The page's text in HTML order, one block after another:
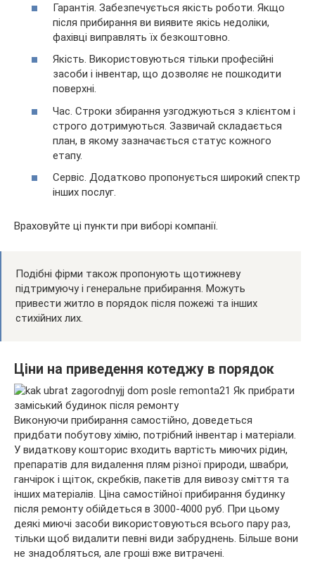
Гарантія. Забезпечується якість роботи. Якщо
після прибирання ви виявите якісь недоліки,
фахівці виправлять їх безкоштовно.
Якість. Використовуються тільки професійні
засоби і інвентар, що дозволяє не пошкодити
поверхні.
Час. Строки збирання узгоджуються з клієнтом і
строго дотримуються. Зазвичай складається
план, в якому зазначається статус кожного
етапу.
Сервіс. Додатково пропонується широкий спектр
інших послуг.
Враховуйте ці пункти при виборі компанії.
Подібні фірми також пропонують щотижневу
підтримуючу і генеральне прибирання. Можуть
привести житло в порядок після пожежі та інших
стихійних лих.
Ціни на приведення котеджу в порядок
Виконуючи прибирання самостійно, доведеться
придбати побутову хімію, потрібний інвентар і матеріали.
У видаткову кошторис входить вартість миючих рідин,
препаратів для видалення плям різної природи, швабри,
ганчірок і щіток, скребків, пакетів для вивозу сміття та
інших матеріалів. Ціна самостійної прибирання будинку
після ремонту обійдеться в 3000-4000 руб. При цьому
деякі миючі засоби використовуються всього пару раз,
тільки щоб видалити певні види забруднень. Більше вони
не знадобляться, але гроші вже витрачені.